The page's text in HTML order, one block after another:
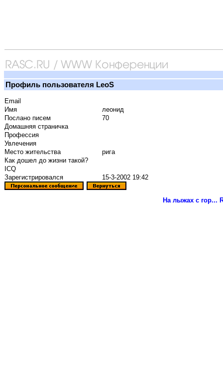
Профиль пользователя LeoS
Email
Имя
леонид
Послано писем
70
Домашняя страничка
Профессия
Увлечения
Место жительства
рига
Как дошел до жизни такой?
ICQ
Зарегистрировался
15-3-2002 19:42
На лыжах с гор...